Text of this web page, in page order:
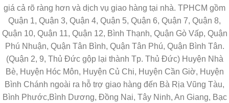
giá cả rõ ràng hơn và dịch vụ giao hàng tại nhà. TPHCM gồm
Quận 1, Quận 3, Quận 4, Quận 5, Quận 6, Quận 7, Quận 8,
Quận 10, Quận 11, Quận 12, Bình Thạnh, Quận Gò Vấp, Quận
Phú Nhuận, Quận Tân Bình, Quận Tân Phú, Quận Bình Tân.
(Quận 2, 9, Thủ Đức gộp lại thành Tp. Thủ Đức) Huyện Nhà
Bè, Huyện Hóc Môn, Huyện Củ Chi, Huyện Cần Giờ, Huyện
Bình Chánh ngoài ra hỗ trợ giao hàng đến Bà Rịa Vũng Tàu,
Bình Phước,Bình Dương, Đồng Nai, Tây Ninh, An Giang, Bạc